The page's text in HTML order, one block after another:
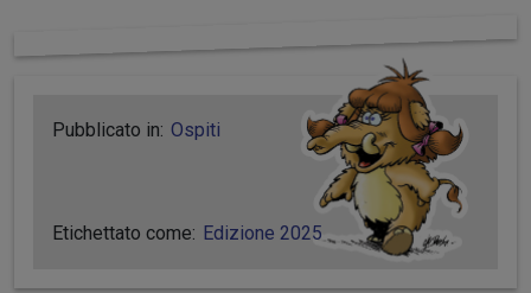
Pubblicato in: Ospiti
Etichettato come: Edizione 2025